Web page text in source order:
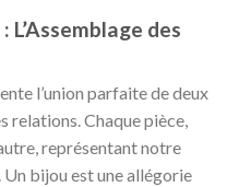
des
l’union parfaite de deux
relations. Chaque pièce,
représentant notre
bijou est une allégorie